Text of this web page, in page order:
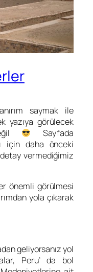
saymak ile
yazıya görülecek
Sayfada
için daha önceki
vermediğimiz
önemli görülmesi
yola çıkarak
geliyorsanız yol
Peru’ da bol